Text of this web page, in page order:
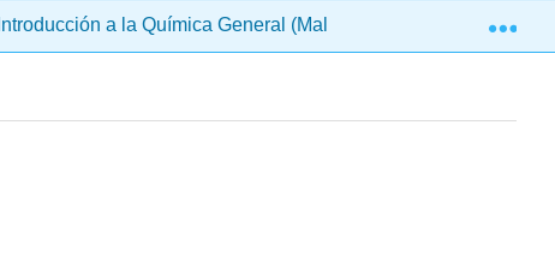
Introducción a la Química General (Malik) 3: